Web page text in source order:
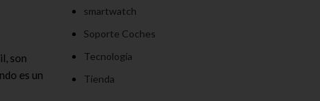
son
es un
smartwatch
Soporte Coches
Tecnología
Tienda